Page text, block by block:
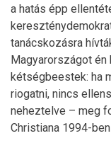
a hatás épp
tanácskozásra
Magyarországot
kétségbeestek: ha
riogatni, nincs
neheztelve – meg
Christiana 1994-